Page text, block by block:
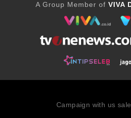
A Group Member of VIVA